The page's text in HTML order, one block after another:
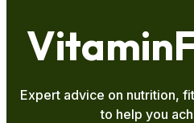
Expert advice on nutrition,
to help you